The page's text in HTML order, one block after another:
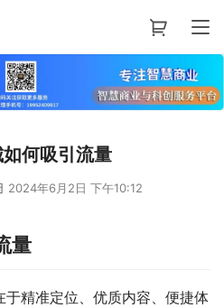
何吸引流量
2024年6月2日 下午10:12
量
于精准定位、优质内容、便捷体